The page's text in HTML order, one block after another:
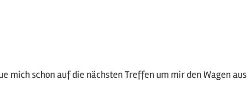
mich schon auf die nächsten Treffen um mir den Wagen aus